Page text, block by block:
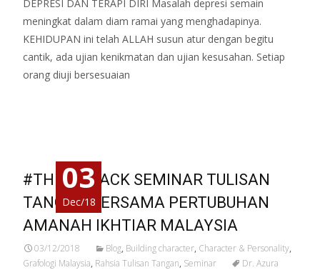
DEPRESI DAN TERAPI DIRI Masalah depresi semain
meningkat dalam diam ramai yang menghadapinya.
KEHIDUPAN ini telah ALLAH susun atur dengan begitu
cantik, ada ujian kenikmatan dan ujian kesusahan. Setiap
orang diuji bersesuaian
03
Dec/18
#THROWBACK SEMINAR TULISAN
TANGAN BERSAMA PERTUBUHAN
AMANAH IKHTIAR MALAYSIA
03/12/2018 Blog, Building character, Character & Personality,
Grafologi Malaysia, Rahsia Tulisan Tangan, Seminar
Dr. Azura